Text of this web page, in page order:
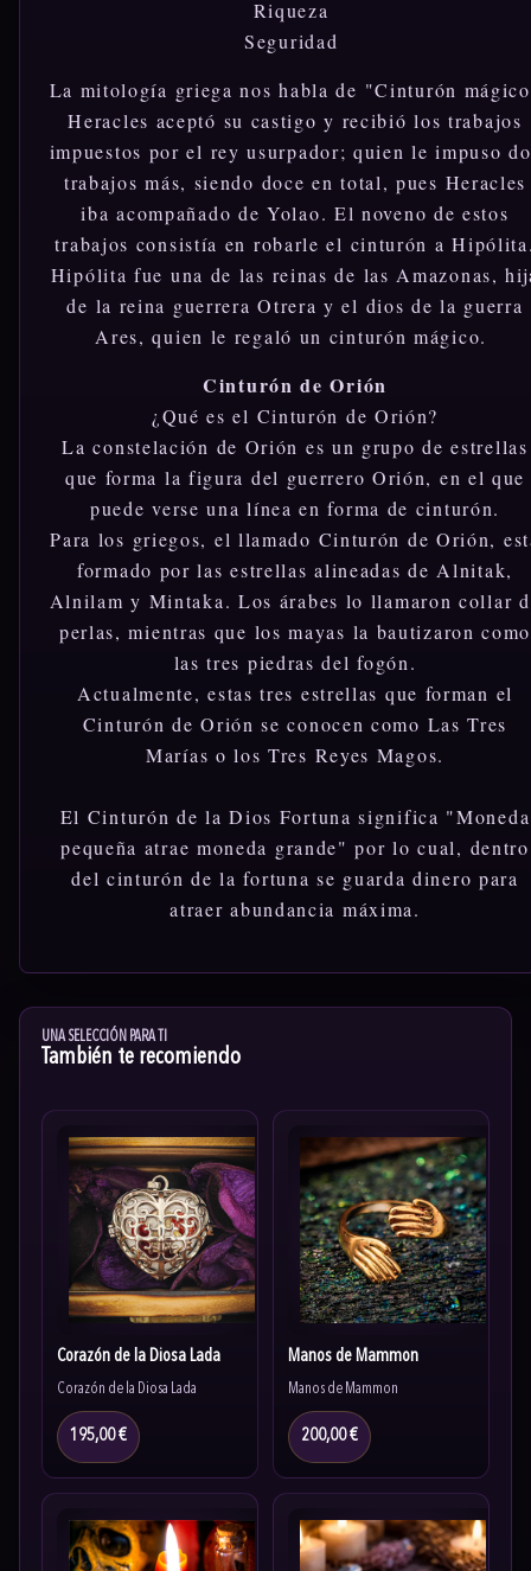
Riqueza
Seguridad
La mitología griega nos habla de "Cinturón
Heracles aceptó su castigo y recibió los trabajos
impuestos por el rey usurpador; quien le impuso
trabajos más, siendo doce en total, pues Heracles
iba acompañado de Yolao. El noveno de estos
trabajos consistía en robarle el cinturón a
Hipólita fue una de las reinas de las Amazonas,
de la reina guerrera Otrera y el dios de la guerra
Ares, quien le regaló un cinturón mágico.
Cinturón de Orión
¿Qué es el Cinturón de Orión?
La constelación de Orión es un grupo de estrellas
que forma la figura del guerrero Orión, en el que
puede verse una línea en forma de cinturón.
Para los griegos, el llamado Cinturón de Orión,
formado por las estrellas alineadas de Alnitak,
Alnilam y Mintaka. Los árabes lo llamaron collar
perlas, mientras que los mayas la bautizaron como
las tres piedras del fogón.
Actualmente, estas tres estrellas que forman el
Cinturón de Orión se conocen como Las Tres
Marías o los Tres Reyes Magos.
El Cinturón de la Dios Fortuna significa "Moneda
pequeña atrae moneda grande" por lo cual, dentro
del cinturón de la fortuna se guarda dinero para
atraer abundancia máxima.
UNA SELECCIÓN PARA TI
También te recomiendo
Corazón de la Diosa Lada
Corazón de la Diosa Lada
195,00 €
Manos de Mammon
Manos de Mammon
200,00 €